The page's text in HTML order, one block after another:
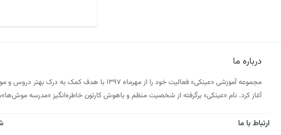
درباره ما
مجموعه آموزشی «عینکی» فعالیت خود را از مهرماه ۱۳۹۷ با هدف کمک به
آغاز کرد. نام «عینکی» برگرفته از شخصیت منظم و باهوش کارتون خاطره‌انگیز «مدرسه
ارتباط با ما